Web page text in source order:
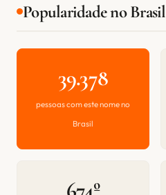
Popularidade no Brasil
39.378
pessoas com este nome no
Brasil